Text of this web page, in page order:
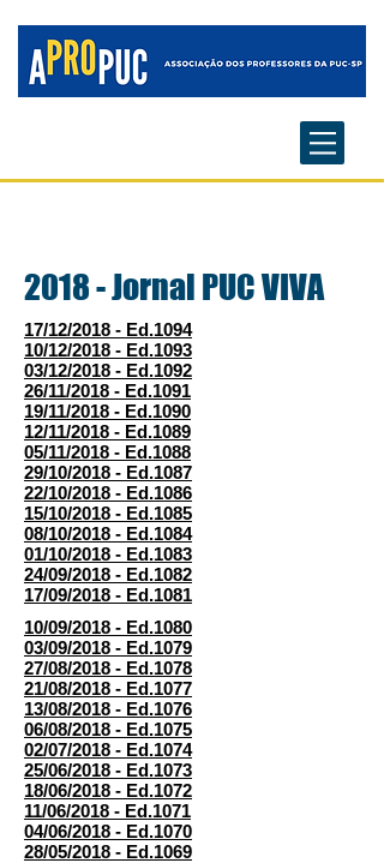
2018 - Jornal PUC VIVA
17/12/2018 - Ed.1094
10/12/2018 - Ed.1093
03/12/2018 - Ed.1092
26/11/2018 - Ed.1091
19/11/2018 - Ed.1090
12/11/2018 - Ed.1089
05/11/2018 - Ed.1088
29/10/2018 - Ed.1087
22/10/2018 - Ed.1086
15/10/2018 - Ed.1085
08/10/2018 - Ed.1084
01/10/2018 - Ed.1083
24/09/2018 - Ed.1082
17/09/2018 - Ed.1081
10/09/2018 - Ed.1080
03/09/2018 - Ed.1079
27/08/2018 - Ed.1078
21/08/2018 - Ed.1077
13/08/2018 - Ed.1076
06/08/2018 - Ed.1075
02/07/2018 - Ed.1074
25/06/2018 - Ed.1073
18/06/2018 - Ed.1072
11/06/2018 - Ed.1071
04/06/2018 - Ed.1070
28/05/2018 - Ed.1069